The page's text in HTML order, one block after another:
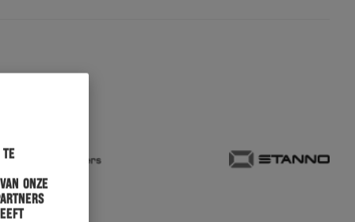
te
onze